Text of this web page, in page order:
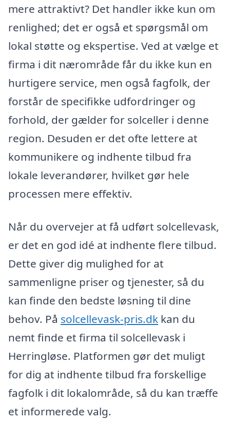
mere attraktivt? Det handler ikke kun om
renlighed; det er også et spørgsmål om
lokal støtte og ekspertise. Ved at vælge et
firma i dit nærområde får du ikke kun en
hurtigere service, men også fagfolk, der
forstår de specifikke udfordringer og
forhold, der gælder for solceller i denne
region. Desuden er det ofte lettere at
kommunikere og indhente tilbud fra
lokale leverandører, hvilket gør hele
processen mere effektiv.
Når du overvejer at få udført solcellevask,
er det en god idé at indhente flere tilbud.
Dette giver dig mulighed for at
sammenligne priser og tjenester, så du
kan finde den bedste løsning til dine
behov. På solcellevask-pris.dk kan du
nemt finde et firma til solcellevask i
Herringløse. Platformen gør det muligt
for dig at indhente tilbud fra forskellige
fagfolk i dit lokalområde, så du kan træffe
et informerede valg.